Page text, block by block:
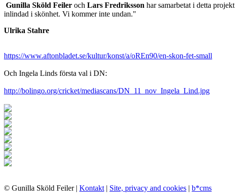
Gunilla Sköld Feiler och Lars Fredriksson har samarbetat i detta
inlindad i skönhet. Vi kommer inte undan."
Ulrika Stahre
https://www.aftonbladet.se/kultur/konst/a/oREn90/en-skon-fet-small
Och Ingela Linds första val i DN:
http://bolingo.org/cricket/mediascans/DN_11_nov_Ingela_Lind.jpg
© Gunilla Sköld Feiler | Kontakt | Site, privacy and cookies | b*cms